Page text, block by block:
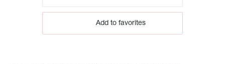
Add to favorites